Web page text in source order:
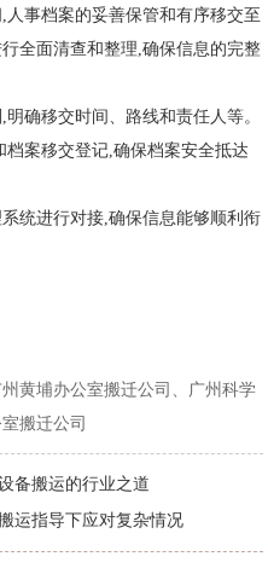
人事档案的妥善保管和有序移交至
全面清查和整理,确保信息的完整
确移交时间、路线和责任人等。
案移交登记,确保档案安全抵达
统进行对接,确保信息能够顺利衔
黄埔办公室搬迁公司、广州科学
搬迁公司
备搬运的行业之道
运指导下应对复杂情况